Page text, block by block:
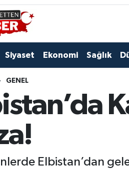
Siyaset Ekonomi Sağlık
GENEL
Elbistan’dan